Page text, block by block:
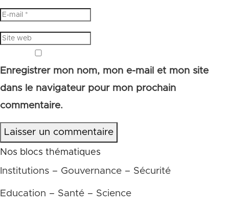
Enregistrer mon nom, mon e-mail et mon site
dans le navigateur pour mon prochain
commentaire.
Laisser un commentaire
Nos blocs thématiques
Institutions – Gouvernance – Sécurité
Education – Santé – Science